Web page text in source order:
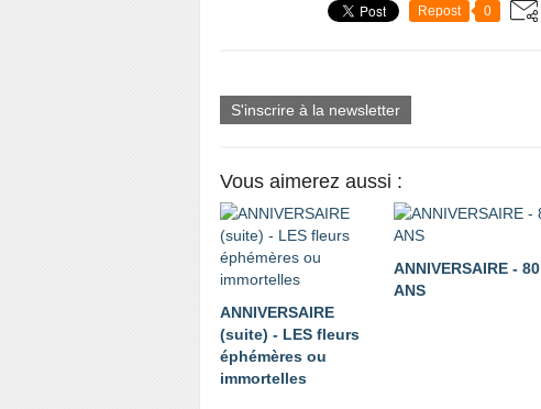
Repost 0
S'inscrire à la newsletter
Vous aimerez aussi :
ANNIVERSAIRE
(suite) - LES fleurs
éphémères ou
immortelles
ANNIVERSAIRE - 80
ANS